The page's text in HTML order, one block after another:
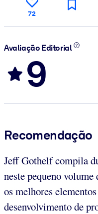
72
Avaliação Editorial
9
Recomendação
Jeff Gothelf compila
neste pequeno
os melhores
desenvolvimento de